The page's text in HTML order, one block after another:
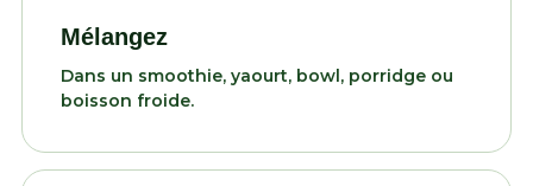
Mélangez
Dans un smoothie, yaourt, bowl, porridge ou
boisson froide.